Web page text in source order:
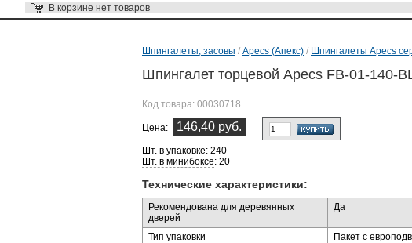
В корзине нет товаров
Шпингалеты, засовы / Apecs (Апекс) / Шпингалеты Apecs
Шпингалет торцевой Apecs FB-01-140-
Код товара: 00030718
Цена: 146,40 руб.
Шт. в упаковке: 240
Шт. в минибоксе: 20
Технические характеристики:
Рекомендована для деревянных
дверей
Да
Тип упаковки
Пакет с